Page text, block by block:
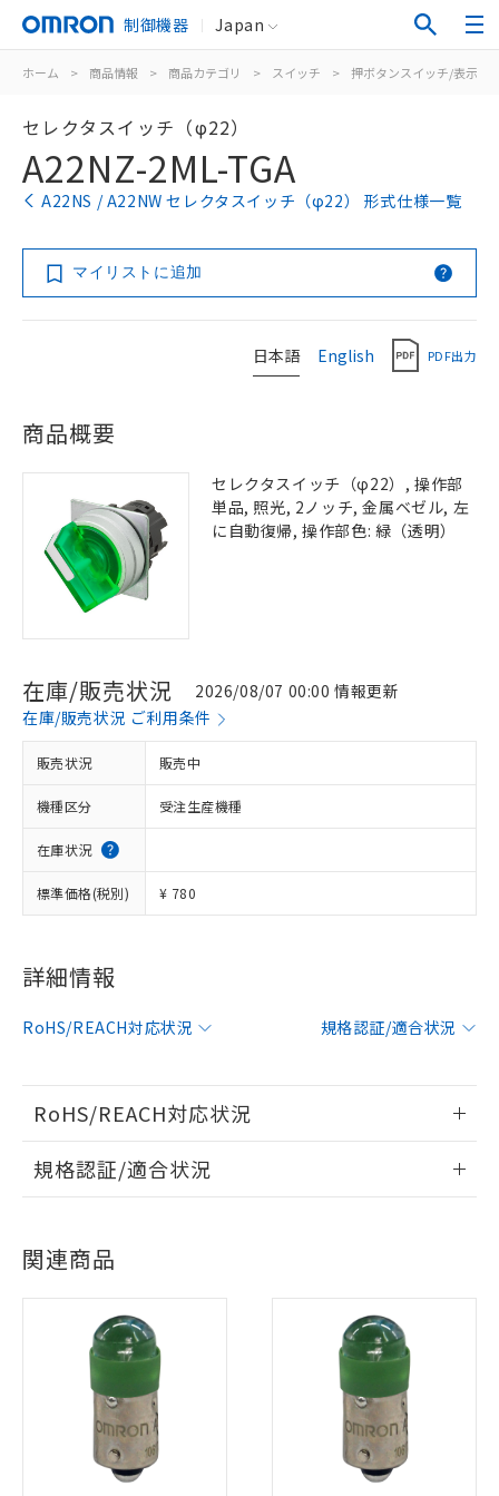
制御機器 Japan
ホーム > 商品情報 > 商品カテゴリ > スイッチ > 押ボタンスイッチ/表示灯
セレクタスイッチ（φ22）
A22NZ-2ML-TGA
A22NS / A22NW セレクタスイッチ（φ22） 形式仕様一覧
マイリストに追加
日本語 English PDF出力
商品概要
セレクタスイッチ（φ22）, 操作部
単品, 照光, 2ノッチ, 金属ベゼル, 左
に自動復帰, 操作部色: 緑（透明）
在庫/販売状況
2026/08/07 00:00 情報更新
在庫/販売状況 ご利用条件
販売状況 販売中
機種区分 受注生産機種
在庫状況
標準価格(税別) ¥ 780
詳細情報
RoHS/REACH対応状況 規格認証/適合状況
RoHS/REACH対応状況
EU RoHS 注意事項・凡例
対応状況 ※1
対応済み
中国 RoHS 注意事項・凡例
中国 RoHS表※1 ※2
規格認証/適合状況
No
LR型式承認
（イギリス
船舶規格）
BV型式承認
（フランス
船舶規格）
関連商品
※1 対応状況
対応済み：EU RoHS指令（10物質）の
非含有に対応した製品が提供可能な商品で
す。